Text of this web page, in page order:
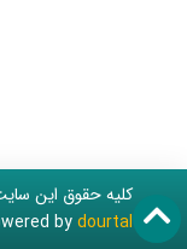
کلیه حقوق این
bydourtal